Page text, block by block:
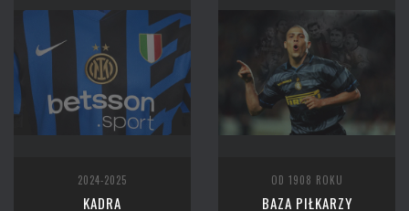
2024-2025
KADRA
OD 1908 ROKU
BAZA PIŁKARZY